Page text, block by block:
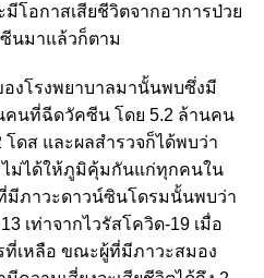
โอกาสเสียชีวิตจากอาการป่วย
นมาแล้วก็ตาม
งโรงพยาบาลมานั้นพบซึ่งมี
คนที่ฉีดวัคซีน โดย 5.2 ล้านคน
ดส และผลสำรวจก็ได้พบว่า
ไม่ได้ให้ภูมิคุ้มกันแก่ทุกคนใน
มีภาวะดาวน์ซินโดรมนั้นพบว่า
เท่าจากไวรัสโควิด-19 เมื่อ
ที่เหลือ ขณะผู้ที่มีภาวะสมอง